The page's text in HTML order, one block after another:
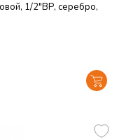
1/2"ВР, серебро,